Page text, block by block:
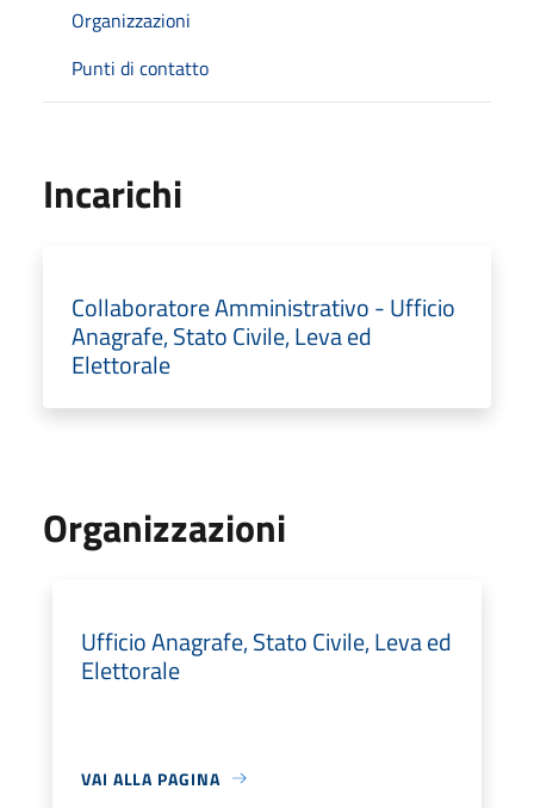
Organizzazioni
Punti di contatto
Incarichi
Collaboratore Amministrativo - Ufficio
Anagrafe, Stato Civile, Leva ed
Elettorale
Organizzazioni
Ufficio Anagrafe, Stato Civile, Leva ed
Elettorale
VAI ALLA PAGINA